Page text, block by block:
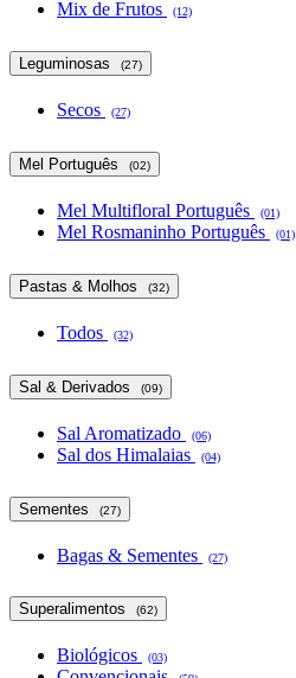
Mix de Frutos (12)
Leguminosas (27)
Secos (27)
Mel Português (02)
Mel Multifloral Português (01)
Mel Rosmaninho Português (01)
Pastas & Molhos (32)
Todos (32)
Sal & Derivados (09)
Sal Aromatizado (06)
Sal dos Himalaias (04)
Sementes (27)
Bagas & Sementes (27)
Superalimentos (62)
Biológicos (03)